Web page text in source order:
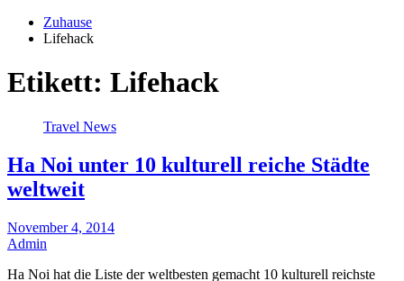
Zuhause
Lifehack
Etikett: Lifehack
Travel News
Ha Noi unter 10 kulturell reiche Städte
weltweit
November 4, 2014
Admin
Ha Noi hat die Liste der weltbesten gemacht 10 kulturell reichste